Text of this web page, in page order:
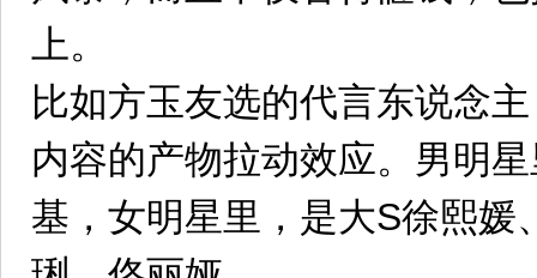
上。
比如方玉友选的代言东说念
内容的产物拉动效应。男明
基，女明星里，是大S徐熙媛